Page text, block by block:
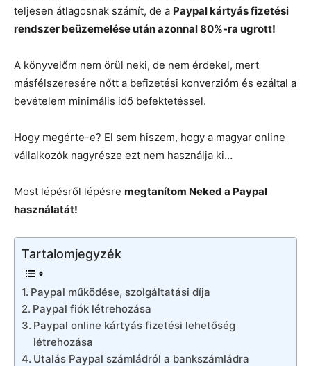
teljesen átlagosnak számít, de a Paypal kártyás fizetési
rendszer beüzemelése után azonnal 80%-ra ugrott!
A könyvelőm nem örül neki, de nem érdekel, mert
másfélszeresére nőtt a befizetési konverzióm és ezáltal a
bevételem minimális idő befektetéssel.
Hogy megérte-e? El sem hiszem, hogy a magyar online
vállalkozók nagyrésze ezt nem használja ki…
Most lépésről lépésre megtanítom Neked a Paypal
használatát!
Tartalomjegyzék
Paypal működése, szolgáltatási díja
Paypal fiók létrehozása
Paypal online kártyás fizetési lehetőség
létrehozása
Utalás Paypal számládról a bankszámládra